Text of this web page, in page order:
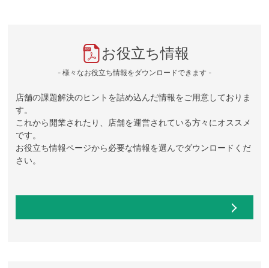
お役立ち情報
- 様々なお役立ち情報をダウンロードできます -
店舗の課題解決のヒントを詰め込んだ情報をご用意しておりま
す。
これから開業されたり、店舗を運営されている方々にオススメ
です。
お役立ち情報ページから必要な情報を選んでダウンロードくだ
さい。